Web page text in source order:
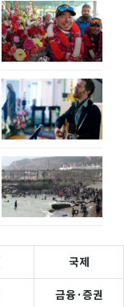
국제
금융·증권